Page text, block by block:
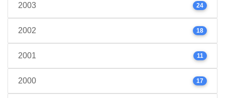
2003 24
2002 18
2001 11
2000 17